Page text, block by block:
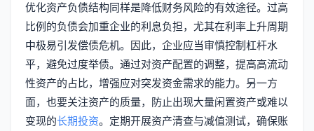
优化资产负债结构同样是降低财务风险的有效途径。过高
比例的负债会加重企业的利息负担，尤其在利率上升周期
中极易引发偿债危机。因此，企业应当审慎控制杠杆水
平，避免过度举债。通过对资产配置的调整，提高高流动
性资产的占比，增强应对突发资金需求的能力。另一方
面，也要关注资产的质量，防止出现大量闲置资产或难以
变现的长期投资。定期开展资产清查与减值测试，确保账